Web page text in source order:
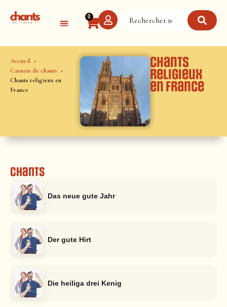
0
Accueil
Carnets de chants
Chants religieux en
France
Chants
religieux
en France
Chants
Das neue gute Jahr
Der gute Hirt
Die heiliga drei Kenig